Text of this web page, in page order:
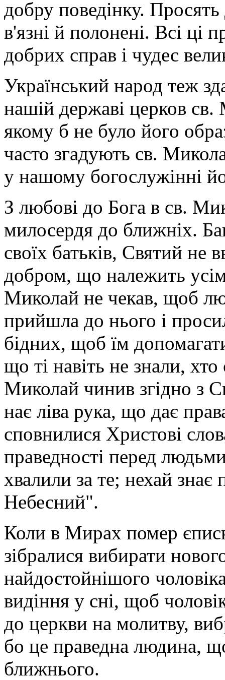
добру поведінку.
в'язні й полонені. Всі ці
добрих справ і чудес
Український народ теж
нашій державі церков св.
якому б не було його
часто згадують св.
у нашому богослужінні
З любові до Бога в св.
милосердя до ближніх.
своїх батьків, Святий не
добром, що належить
Миколай не чекав, щоб
прийшла до нього і
бідних, щоб їм
що ті навіть не знали,
Миколай чинив згідно з
нає ліва рука, що дає
сповнилися Христові
праведності перед
хвалили за те; нехай
Небесний".
Коли в Мирах помер
зібралися вибирати
найдостойнішого
видіння у сні, щоб
до церкви на молитву,
бо це праведна людина,
ближнього.